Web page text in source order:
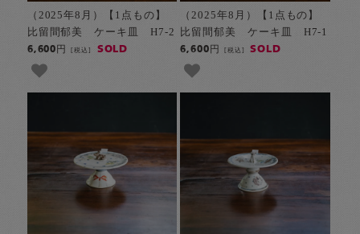
（2025年8月）【1点もの】
比留間郁美 ケーキ皿 H7-2
6,600円[税込] SOLD
（2025年8月）【1点もの】
比留間郁美 ケーキ皿 H7-1
6,600円 [税込] SOLD